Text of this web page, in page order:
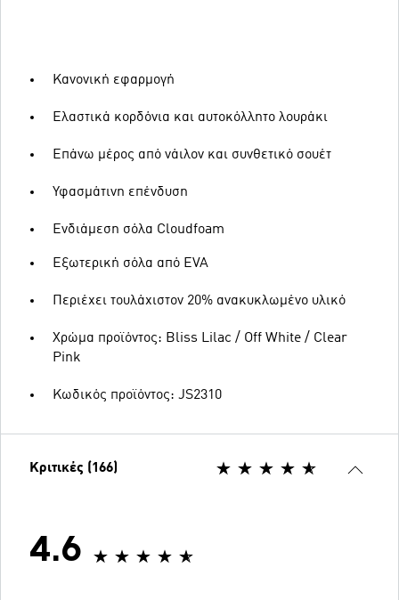
Κανονική εφαρμογή
Ελαστικά κορδόνια και αυτοκόλλητο λουράκι
Επάνω μέρος από νάιλον και συνθετικό σουέτ
Υφασμάτινη επένδυση
Ενδιάμεση σόλα Cloudfoam
Εξωτερική σόλα από EVA
Περιέχει τουλάχιστον 20% ανακυκλωμένο υλικό
Χρώμα προϊόντος: Bliss Lilac / Off White / Clear
Pink
Κωδικός προϊόντος: JS2310
Κριτικές (166)
4.6